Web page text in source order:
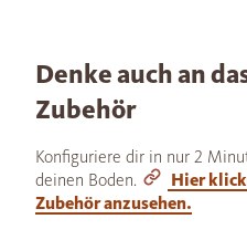
Denke auch an
Zubehör
Konfiguriere dir in nur 2
deinen Boden.
Hier
Zubehör anzusehen.